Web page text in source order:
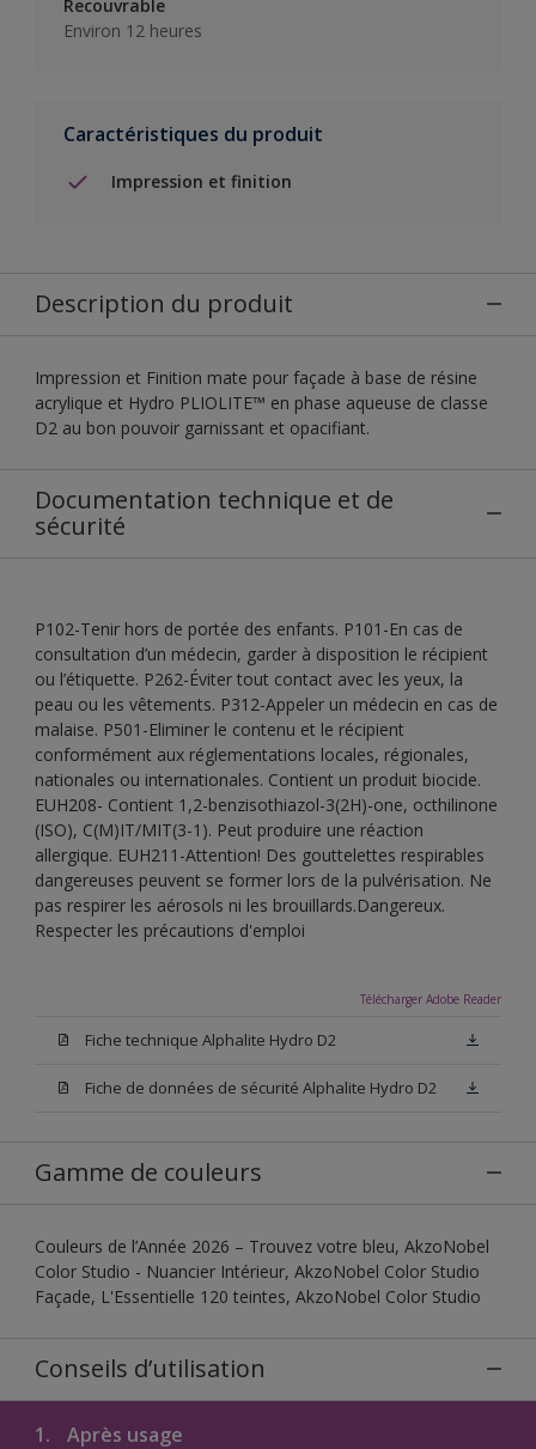
Recouvrable
Environ 12 heures
Caractéristiques du produit
Impression et finition
Description du produit
Impression et Finition mate pour façade à base de résine
acrylique et Hydro PLIOLITE™ en phase aqueuse de classe
D2 au bon pouvoir garnissant et opacifiant.
Documentation technique et de
sécurité
P102-Tenir hors de portée des enfants. P101-En cas de
consultation d’un médecin, garder à disposition le récipient
ou l’étiquette. P262-Éviter tout contact avec les yeux, la
peau ou les vêtements. P312-Appeler un médecin en cas de
malaise. P501-Eliminer le contenu et le récipient
conformément aux réglementations locales, régionales,
nationales ou internationales. Contient un produit biocide.
EUH208- Contient 1,2-benzisothiazol-3(2H)-one, octhilinone
(ISO), C(M)IT/MIT(3-1). Peut produire une réaction
allergique. EUH211-Attention! Des gouttelettes respirables
dangereuses peuvent se former lors de la pulvérisation. Ne
pas respirer les aérosols ni les brouillards.Dangereux.
Respecter les précautions d'emploi
Télécharger Adobe Reader
Fiche technique Alphalite Hydro D2
Fiche de données de sécurité Alphalite Hydro D2
Gamme de couleurs
Couleurs de l’Année 2026 – Trouvez votre bleu, AkzoNobel
Color Studio - Nuancier Intérieur, AkzoNobel Color Studio
Façade, L'Essentielle 120 teintes, AkzoNobel Color Studio
Conseils d’utilisation
1. Après usage